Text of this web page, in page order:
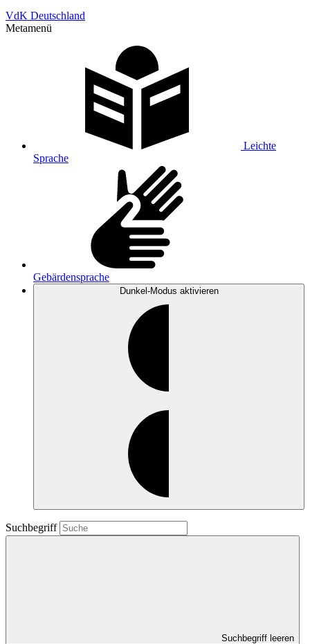
VdK Deutschland
Metamenü
Leichte
Sprache
Gebärdensprache
Dunkel-Modus aktivieren
Suchbegriff
Suchbegriff leeren